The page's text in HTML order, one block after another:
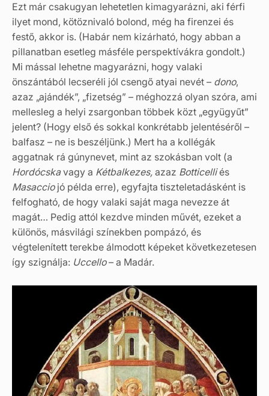
Ezt már csakugyan lehetetlen kimagyarázni, aki férfi
ilyet mond, kötöznivaló bolond, még ha firenzei és
festő, akkor is. (Habár nem kizárható, hogy abban a
pillanatban esetleg másféle perspektívákra gondolt.)
Mi mással lehetne magyarázni, hogy valaki
önszántából lecseréli jól csengő atyai nevét – dono,
azaz „ajándék”, „fizetség” – méghozzá olyan szóra, ami
mellesleg a helyi zsargonban többek közt „együgyűt”
jelent? (Hogy első és sokkal konkrétabb jelentéséről –
balfasz – ne is beszéljünk.) Mert ha a kollégák
aggatnak rá gúnynevet, mint az szokásban volt (a
Hordócskavagy a Kétbalkezes, azaz Botticelliés
Masacciojó példa erre), egyfajta tiszteletadásként is
felfogható, de hogy valaki saját maga nevezze át
magát… Pedig attól kezdve minden művét, ezeket a
különös, másvilági színekben pompázó, és
végtelenített terekbe álmodott képeket következetesen
így szignálja: Uccello– a Madár.